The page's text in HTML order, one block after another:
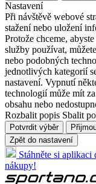
Nastavení
Při návštěvě webové
stažení nebo uložení
Protože chceme,
služby používat,
nebo podobných
jednotlivých kategorií
nastavení. Vypnutí
technologií může mít
obsahu nebo
Rozbalit popis Sbalit
Potvrdit výběr
Zpět do nastavení
Stáhněte si
nákupy!